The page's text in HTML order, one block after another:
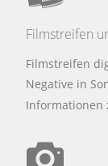
Filmstreifen
Filmstreifen
Negative in
Informationen